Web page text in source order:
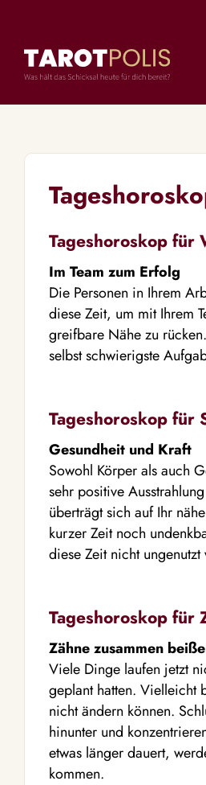
Tageshoroskop
Im Team zum Erfolg
Die Personen in Ihrem
diese Zeit, um mit Ihrem
greifbare Nähe zu
selbst schwierigste
Tageshoroskop
Gesundheit und Kraft
Sowohl Körper als auch
sehr positive
überträgt sich auf Ihr
kurzer Zeit noch
diese Zeit nicht ungenutzt
Tageshoroskop
Zähne zusammen
Viele Dinge laufen jetzt
geplant hatten. Vielleicht
nicht ändern können.
hinunter und
etwas länger dauert,
kommen.